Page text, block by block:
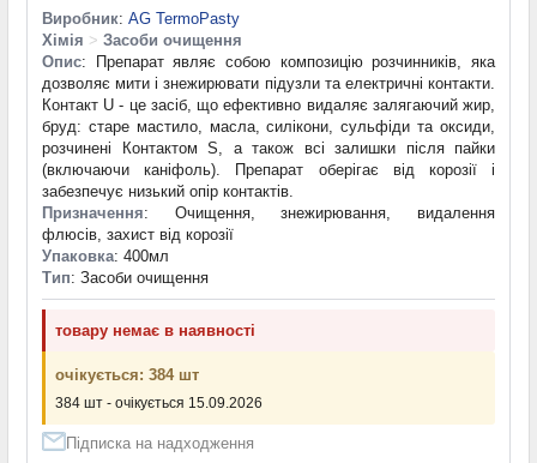
Виробник: AG TermoPasty
Хімія > Засоби очищення
Опис: Препарат являє собою композицію розчинників, яка
дозволяє мити і знежирювати підузли та електричні контакти.
Контакт U - це засіб, що ефективно видаляє залягаючий жир,
бруд: старе мастило, масла, силікони, сульфіди та оксиди,
розчинені Контактом S, а також всі залишки після пайки
(включаючи каніфоль). Препарат оберігає від корозії і
забезпечує низький опір контактів.
Призначення: Очищення, знежирювання, видалення
флюсів, захист від корозії
Упаковка: 400мл
Тип: Засоби очищення
товару немає в наявності
очікується: 384 шт
384 шт - очікується 15.09.2026
Підписка на надходження